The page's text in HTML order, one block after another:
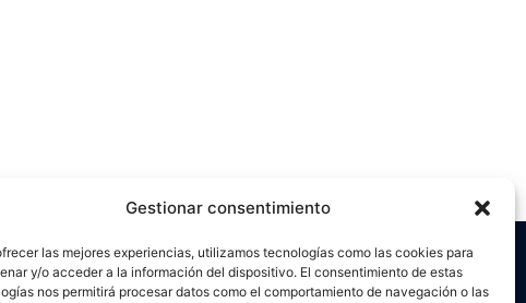
Gestionar consentimiento
las mejores experiencias, utilizamos tecnologías como las cookies para
y/o acceder a la información del dispositivo. El consentimiento de estas
nos permitirá procesar datos como el comportamiento de navegación o las